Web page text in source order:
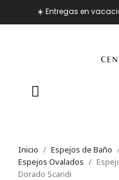
☀️ Entregas en
Inicio Espejos de Baño
Espejos Ovalados
Dorado Scandi